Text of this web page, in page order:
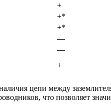
+
+*
+*
—
—
+
цепи между
что позволяет